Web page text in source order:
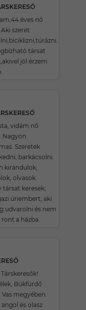
éves nő
szeret
társat
jól érzem
vidám nő
Nagyon
Szeretek
barkácsolni.
kirándulok,
olvasok.
társat keresek;
úriembert, aki
udvarolni és nem
a házba.
Bükfürdő
megyében.
és olasz